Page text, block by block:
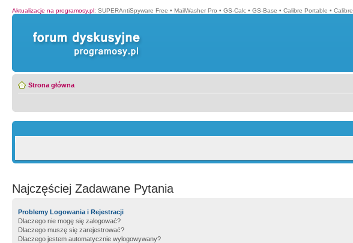
Aktualizacje na programosy.pl: SUPERAntiSpyware Free • MailWasher Pro • GS-Calc • GS-Base • Calibre Portable • Calibre
Strona główna
Najczęściej Zadawane Pytania
Problemy Logowania i Rejestracji
Dlaczego nie mogę się zalogować?
Dlaczego muszę się zarejestrować?
Dlaczego jestem automatycznie wylogowywany?